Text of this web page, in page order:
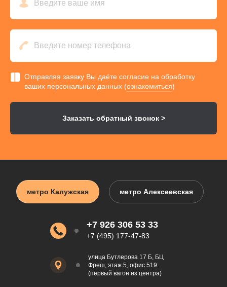
Заказать обратный звонок >
Отправляя заявку Вы даёте согласие на обработку
ваших персональных данных (ознакомиться)
метро Калужская метро Алексеевская
+7 926 306 53 33
+7 (495) 177-47-83
улица Бутлерова 17 Б, БЦ
Фреш, этаж 5, офис 519.
(первый вагон из центра)